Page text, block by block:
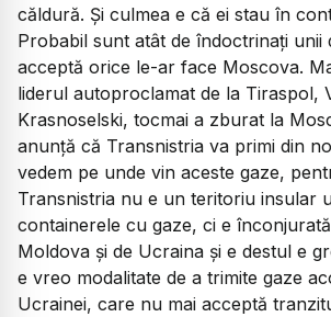
căldură. Și culmea e că ei stau în
Probabil sunt atât de îndoctrinați unii
acceptă orice le-ar face Moscova.
liderul autoproclamat de la Tiraspol,
Krasnoselski, tocmai a zburat la
anunță că Transnistria va primi din
vedem pe unde vin aceste gaze,
Transnistria nu e un teritoriu insular
containerele cu gaze, ci e
Moldova și de Ucraina și e destul e
e vreo modalitate de a trimite gaze
Ucrainei, care nu mai acceptă